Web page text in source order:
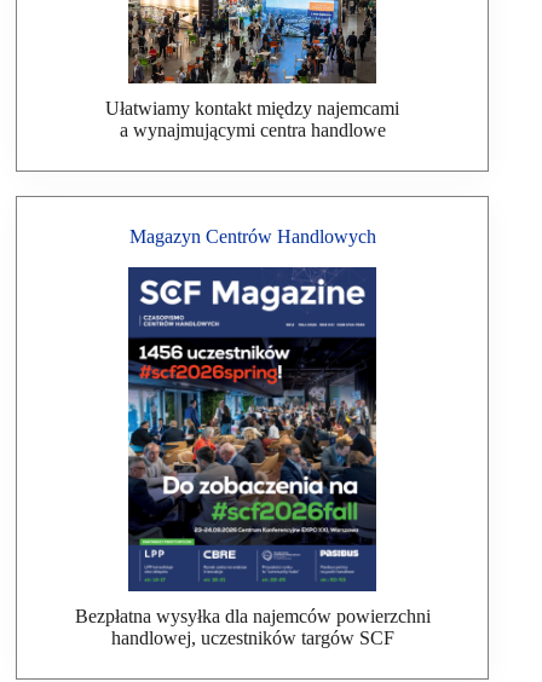
Ułatwiamy kontakt między najemcami
a wynajmującymi centra handlowe
Magazyn Centrów Handlowych
Bezpłatna wysyłka dla najemców powierzchni
handlowej, uczestników targów SCF